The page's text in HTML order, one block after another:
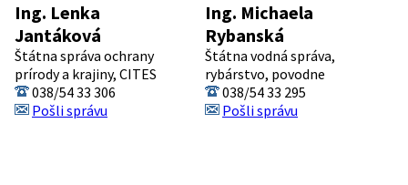
Ing. Lenka
Jantáková
Štátna správa ochrany
prírody a krajiny, CITES
038/54 33 306
Pošli správu
Ing. Michaela
Rybanská
Štátna vodná správa,
rybárstvo, povodne
038/54 33 295
Pošli správu